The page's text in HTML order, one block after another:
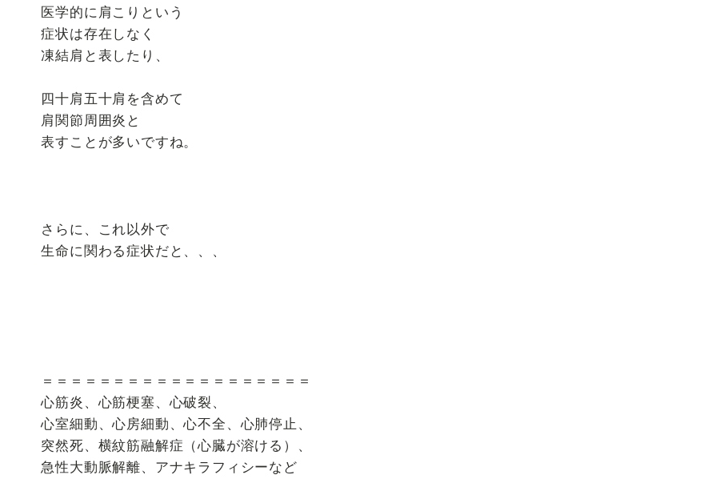
医学的に肩こりという
症状は存在しなく
凍結肩と表したり、
四十肩五十肩を含めて
肩関節周囲炎と
表すことが多いですね。
さらに、これ以外で
生命に関わる症状だと、、、
＝＝＝＝＝＝＝＝＝＝＝＝＝＝＝＝＝＝＝
心筋炎、心筋梗塞、心破裂、
心室細動、心房細動、心不全、心肺停止、
突然死、横紋筋融解症（心臓が溶ける）、
急性大動脈解離、アナキラフィシーなど